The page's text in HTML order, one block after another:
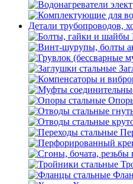
Детали трубопроводов,